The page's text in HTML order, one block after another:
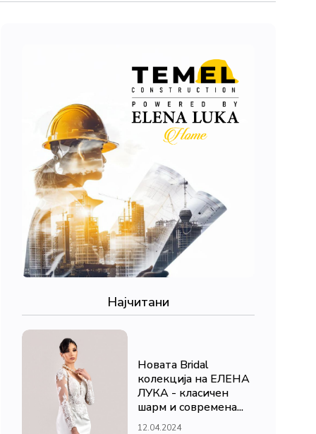
Најчитани
Новата Bridal
колекција на ЕЛЕНА
ЛУКА - класичен
шарм и современа...
12.04.2024